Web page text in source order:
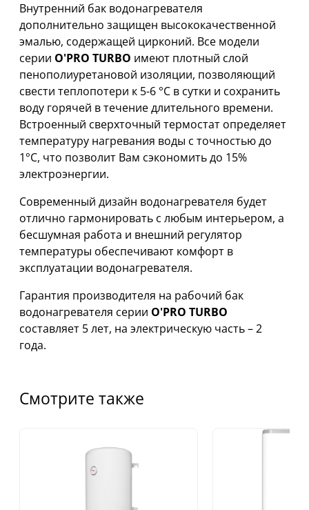
Внутренний бак водонагревателя
дополнительно защищен высококачественной
эмалью, содержащей цирконий. Все модели
серии O'PRO TURBO имеют плотный слой
пенополиуретановой изоляции, позволяющий
свести теплопотери к 5-6 °C в сутки и сохранить
воду горячей в течение длительного времени.
Встроенный сверхточный термостат определяет
температуру нагревания воды с точностью до
1°C, что позволит Вам сэкономить до 15%
электроэнергии.
Современный дизайн водонагревателя будет
отлично гармонировать с любым интерьером, а
бесшумная работа и внешний регулятор
температуры обеспечивают комфорт в
эксплуатации водонагревателя.
Гарантия производителя на рабочий бак
водонагревателя серии O'PRO TURBO
составляет 5 лет, на электрическую часть – 2
года.
Смотрите также